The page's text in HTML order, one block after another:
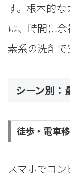
す。根本的な
は、時間に
素系の洗剤で
シーン別：
徒歩・電車
スマホでコ